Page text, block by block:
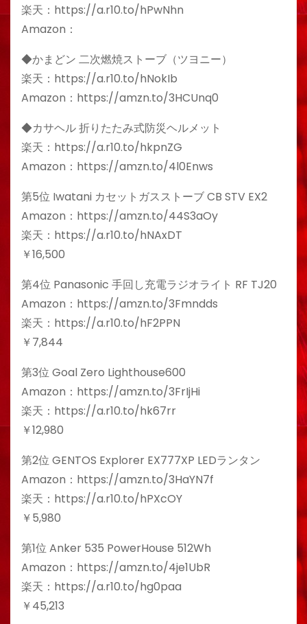
楽天：https://a.r10.to/hPwNhn
Amazon：
◆かまどン 二次燃焼ストーブ（ツヨニー）
楽天：https://a.r10.to/hNokIb
Amazon：https://amzn.to/3HCUnq0
◆カサヘル 折りたたみ式防災ヘルメット
楽天：https://a.r10.to/hkpnZG
Amazon：https://amzn.to/4l0Enws
第5位 Iwatani カセットガスストーブ CB STV EX2
Amazon：https://amzn.to/44S3aOy
楽天：https://a.r10.to/hNAxDT
￥16,500
第4位 Panasonic 手回し充電ラジオライト RF TJ20
Amazon：https://amzn.to/3Fmndds
楽天：https://a.r10.to/hF2PPN
￥7,844
第3位 Goal Zero Lighthouse600
Amazon：https://amzn.to/3FrIjHi
楽天：https://a.r10.to/hk67rr
￥12,980
第2位 GENTOS Explorer EX777XP LEDランタン
Amazon：https://amzn.to/3HaYN7f
楽天：https://a.r10.to/hPXcOY
￥5,980
第1位 Anker 535 PowerHouse 512Wh
Amazon：https://amzn.to/4je1UbR
楽天：https://a.r10.to/hg0paa
￥45,213